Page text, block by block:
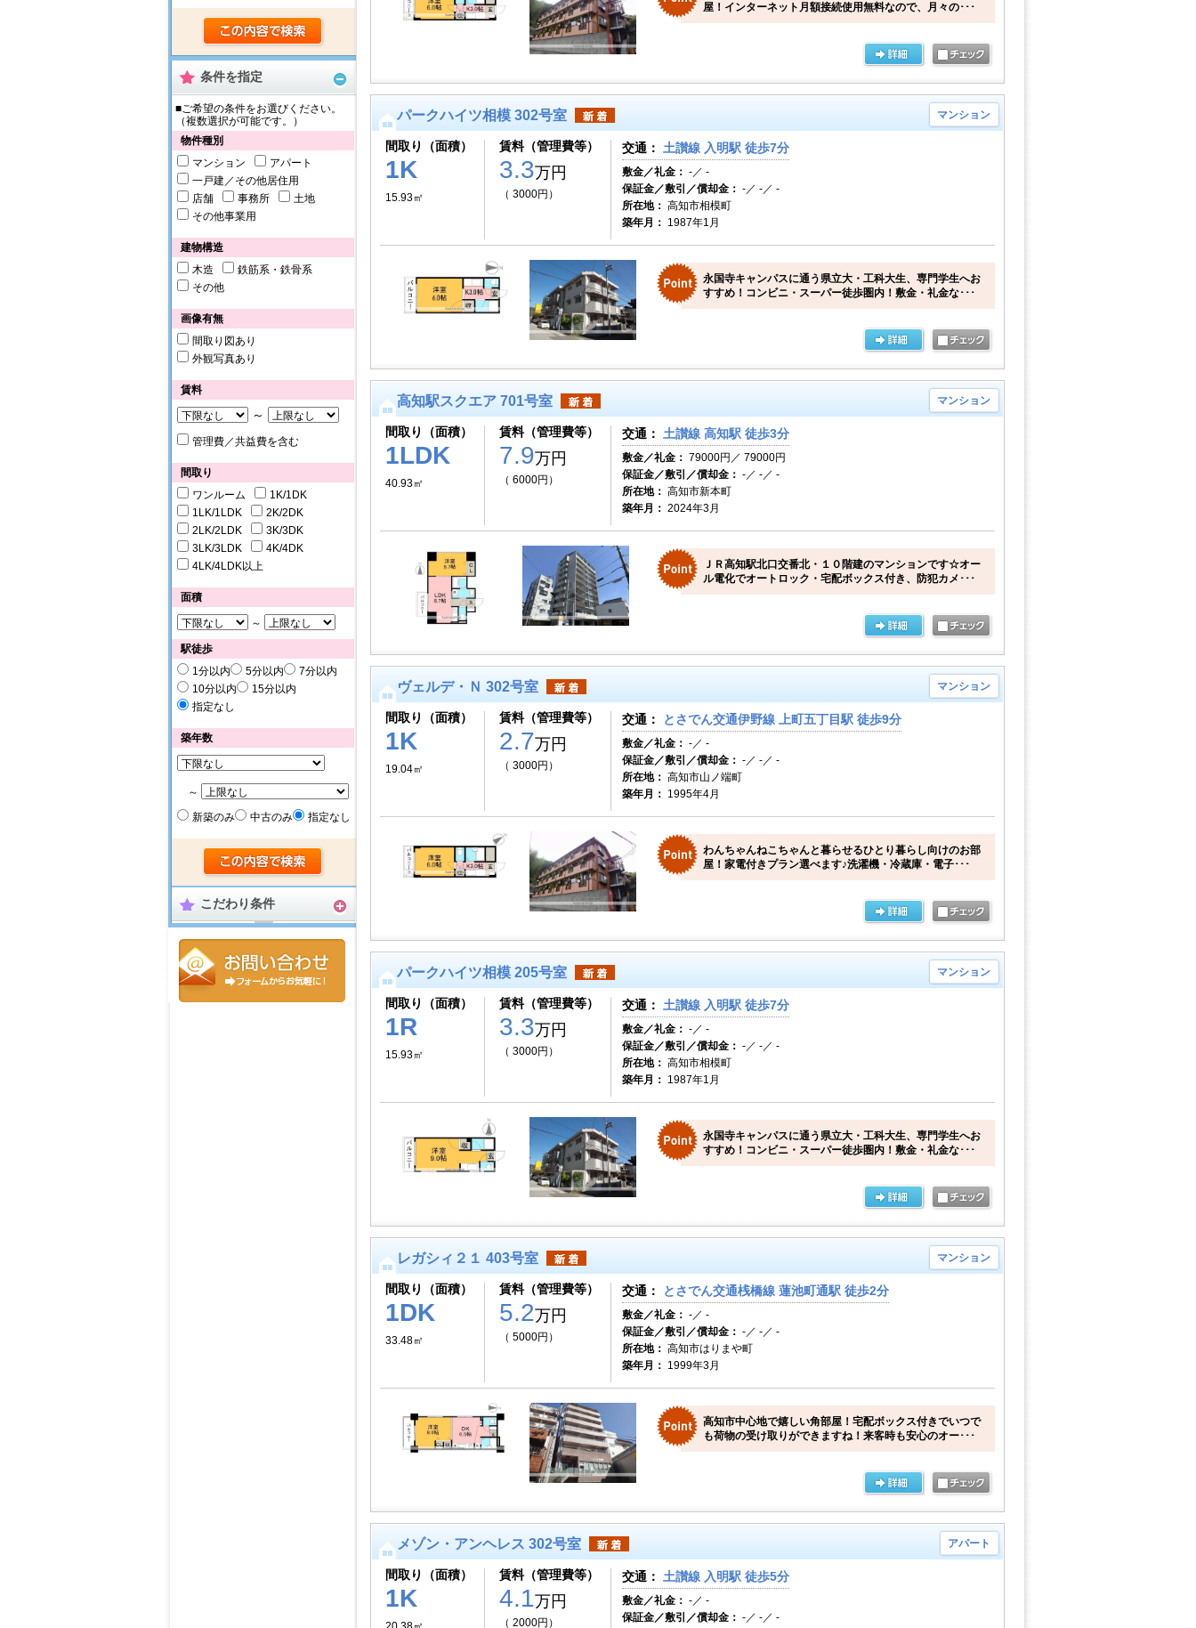
条件を指定
■ご希望の条件をお選びください。
（複数選択が可能です。）
物件種別
マンション
アパート
一戸建／その他居住用
店舗
事務所
土地
その他事業用
建物構造
木造
鉄筋系・鉄骨系
その他
画像有無
間取り図あり
外観写真あり
賃料
～
管理費／共益費を含む
間取り
ワンルーム
1K/1DK
1LK/1LDK
2K/2DK
2LK/2LDK
3K/3DK
3LK/3LDK
4K/4DK
4LK/4LDK以上
面積
～
駅徒歩
1分以内
5分以内
7分以内
10分以内
15分以内
指定なし
築年数
～
新築のみ
中古のみ 指定なし
こだわり条件
屋！インターネット月額接続使用無料なので、月々の･･･
パークハイツ相模 302号室 マンション
間取り（面積）
1K
15.93㎡
賃料（管理費等）
3.3万円
（ 3000円）
交通： 土讃線 入明駅 徒歩7分
敷金／礼金： -／ -
保証金／敷引／償却金： -／ -／ -
所在地： 高知市相模町
築年月： 1987年1月
永国寺キャンパスに通う県立大・工科大生、専門学生へお
すすめ！コンビニ・スーパー徒歩圏内！敷金・礼金な･･･
高知駅スクエア 701号室 マンション
間取り（面積）
1LDK
40.93㎡
賃料（管理費等）
7.9万円
（ 6000円）
交通： 土讃線 高知駅 徒歩3分
敷金／礼金： 79000円／ 79000円
保証金／敷引／償却金： -／ -／ -
所在地： 高知市新本町
築年月： 2024年3月
ＪＲ高知駅北口交番北・１０階建のマンションです☆オー
ル電化でオートロック・宅配ボックス付き、防犯カメ･･･
ヴェルデ・Ｎ 302号室 マンション
間取り（面積）
1K
19.04㎡
賃料（管理費等）
2.7万円
（ 3000円）
交通： とさでん交通伊野線 上町五丁目駅 徒歩9分
敷金／礼金： -／ -
保証金／敷引／償却金： -／ -／ -
所在地： 高知市山ノ端町
築年月： 1995年4月
わんちゃんねこちゃんと暮らせるひとり暮らし向けのお部
屋！家電付きプラン選べます♪洗濯機・冷蔵庫・電子･･･
パークハイツ相模 205号室 マンション
間取り（面積）
1R
15.93㎡
賃料（管理費等）
3.3万円
（ 3000円）
交通： 土讃線 入明駅 徒歩7分
敷金／礼金： -／ -
保証金／敷引／償却金： -／ -／ -
所在地： 高知市相模町
築年月： 1987年1月
永国寺キャンパスに通う県立大・工科大生、専門学生へお
すすめ！コンビニ・スーパー徒歩圏内！敷金・礼金な･･･
レガシィ２１ 403号室 マンション
間取り（面積）
1DK
33.48㎡
賃料（管理費等）
5.2万円
（ 5000円）
交通： とさでん交通桟橋線 蓮池町通駅 徒歩2分
敷金／礼金： -／ -
保証金／敷引／償却金： -／ -／ -
所在地： 高知市はりまや町
築年月： 1999年3月
高知市中心地で嬉しい角部屋！宅配ボックス付きでいつで
も荷物の受け取りができますね！来客時も安心のオー･･･
メゾン・アンヘレス 302号室 アパート
間取り（面積）
1K
賃料（管理費等）
4.1万円
（ 2000円）
交通： 土讃線 入明駅 徒歩5分
敷金／礼金： -／ -
保証金／敷引／償却金： -／ -／ -